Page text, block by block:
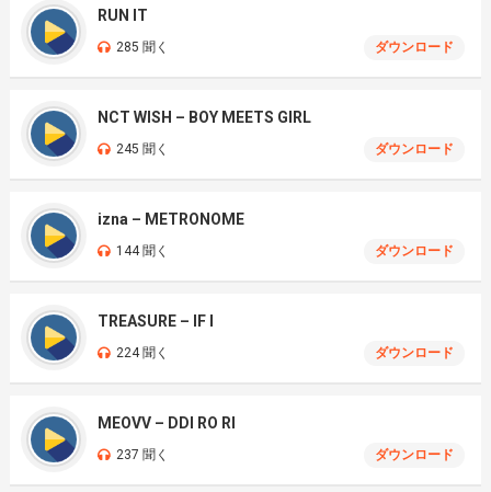
RUN IT
285 聞く ダウンロード
NCT WISH – BOY MEETS GIRL
245 聞く ダウンロード
izna – METRONOME
144 聞く ダウンロード
TREASURE – IF I
224 聞く ダウンロード
MEOVV – DDI RO RI
237 聞く ダウンロード